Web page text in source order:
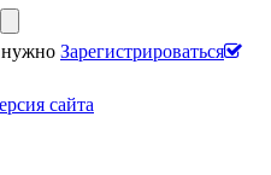
нужно Зарегистрироваться
сайта